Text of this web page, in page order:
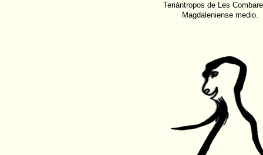
Teriántropos de Les
Magdaleniense medio.